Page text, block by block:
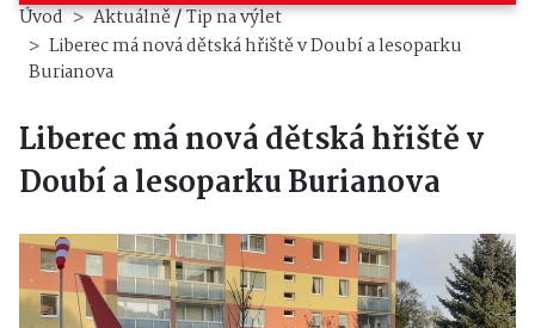
Úvod Aktuálně/Tip na výlet
Liberec má nová dětská hřiště v Doubí a lesoparku
Burianova
Liberec má nová dětská hřiště v
Doubí a lesoparku Burianova